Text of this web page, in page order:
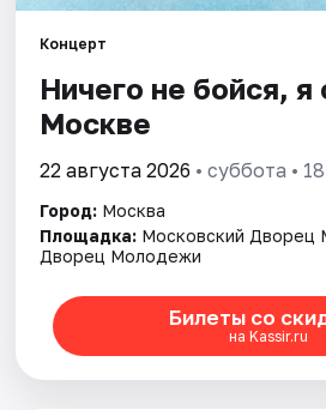
Концерт
Ничего не бойся, я
Москве
22 августа 2026 • суббота •
Город: Москва
Площадка: Московский
Дворец Молодежи
Билеты со
на Kassir.ru